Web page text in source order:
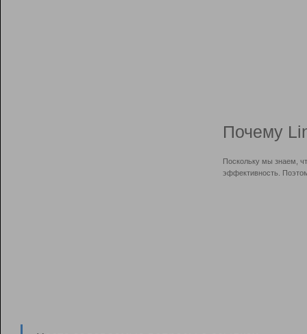
Почему
Поскольку мы знаем,
эффективность.